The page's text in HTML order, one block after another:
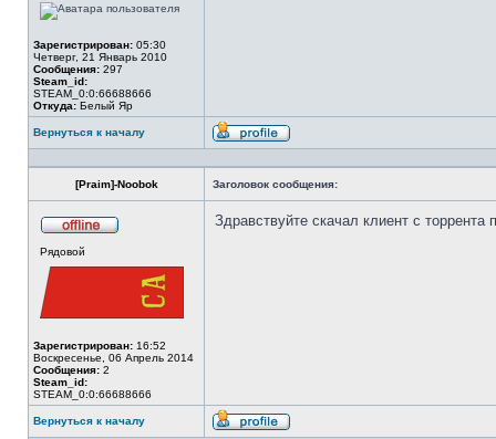
Зарегистрирован: 05:30
Четверг, 21 Январь 2010
Сообщения: 297
Steam_id:
STEAM_0:0:66688666
Откуда: Белый Яр
Вернуться к началу
Профиль
[Praim]-Noobok Заголовок сообщения:
сети
Рядовой
Зарегистрирован: 16:52
Воскресенье, 06 Апрель 2014
Сообщения: 2
Steam_id:
STEAM_0:0:66688666
Здравствуйте скачал клиент с торрента
Вернуться к началу